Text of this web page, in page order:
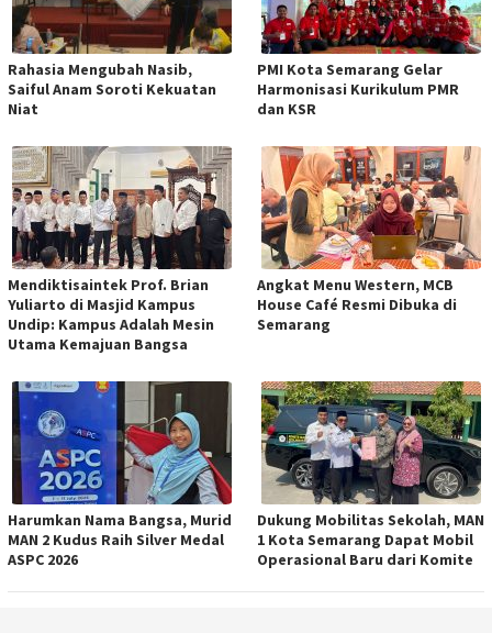
Rahasia Mengubah Nasib,
Saiful Anam Soroti Kekuatan
Niat
PMI Kota Semarang Gelar
Harmonisasi Kurikulum PMR
dan KSR
Mendiktisaintek Prof. Brian
Yuliarto di Masjid Kampus
Undip: Kampus Adalah Mesin
Utama Kemajuan Bangsa
Angkat Menu Western, MCB
House Café Resmi Dibuka di
Semarang
Harumkan Nama Bangsa, Murid
MAN 2 Kudus Raih Silver Medal
ASPC 2026
Dukung Mobilitas Sekolah, MAN
1 Kota Semarang Dapat Mobil
Operasional Baru dari Komite